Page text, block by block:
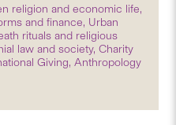
religion and economic life,
and finance, Urban
rituals and religious
law and society, Charity
Giving, Anthropology